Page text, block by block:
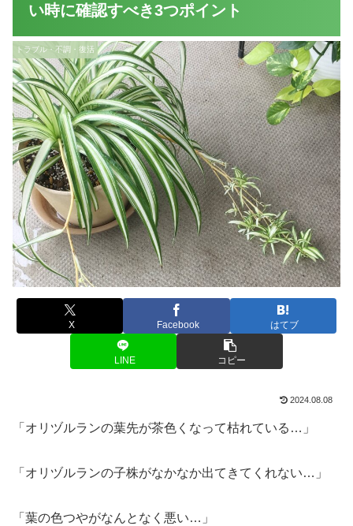
い時に確認すべき3つポイント
トラブル・不調・復活
X Facebook はてブ
LINE コピー
2024.08.08
「オリヅルランの葉先が茶色くなって枯れている…」
「オリヅルランの子株がなかなか出てきてくれない…」
「葉の色つやがなんとなく悪い…」